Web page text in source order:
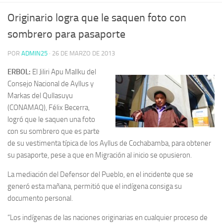
Originario logra que le saquen foto con
sombrero para pasaporte
POR ADMIN25 · 26 DE MARZO DE 2013
ERBOL: El Jiliri Apu Mallku del
Consejo Nacional de Ayllus y
Markas del Qullasuyu
(CONAMAQ), Félix Becerra,
logró que le saquen una foto
con su sombrero que es parte
de su vestimenta típica de los Ayllus de Cochabamba, para obtener
su pasaporte, pese a que en Migración al inicio se opusieron.
La mediación del Defensor del Pueblo, en el incidente que se
generó esta mañana, permitió que el indígena consiga su
documento personal.
“Los indígenas de las naciones originarias en cualquier proceso de